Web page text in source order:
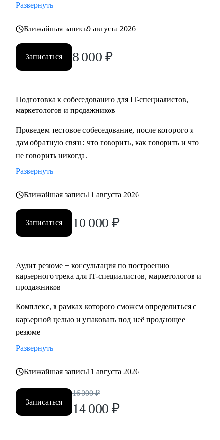
карьеры, если текущая уже не драйвит
• Как перейти в направление project менеджмента, строить
Кому могу помочь:
Развернуть
Ближайшая запись9 августа 2026
Записаться 8 000 ₽
Подготовка к собеседованию для IT-специалистов,
маркетологов и продажников
Проведем тестовое собеседование, после которого я
дам обратную связь: что говорить, как говорить и что
не говорить никогда.
Развернуть
Ближайшая запись11 августа 2026
Записаться 10 000 ₽
Аудит резюме + консультация по построению
карьерного трека для IT-специалистов, маркетологов и
продажников
Комплекс, в рамках которого сможем определиться с
карьерной целью и упаковать под неё продающее
резюме
Развернуть
Ближайшая запись11 августа 2026
Записаться
16 000 ₽
14 000 ₽